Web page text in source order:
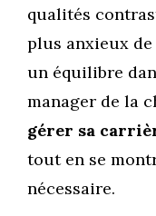
qualités
plus anxieux
un équilibre
manager de la
gérer sa
tout en se
nécessaire.